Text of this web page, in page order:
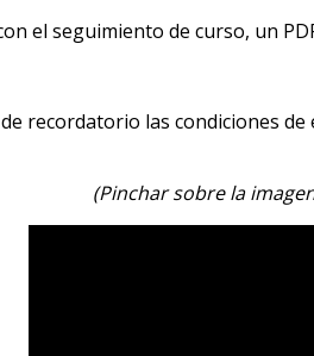
el seguimiento de curso, un
recordatorio las condiciones
(Pinchar sobre la